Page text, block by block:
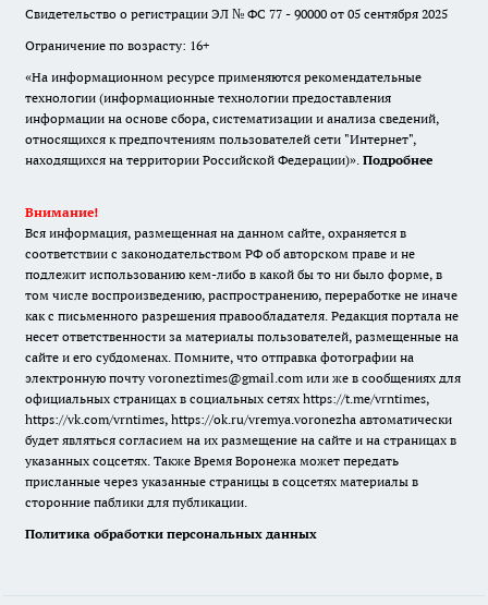
Свидетельство о регистрации ЭЛ № ФС 77 - 90000 от 05 сентября 2025
Ограничение по возрасту: 16+
«На информационном ресурсе применяются рекомендательные
технологии (информационные технологии предоставления
информации на основе сбора, систематизации и анализа сведений,
относящихся к предпочтениям пользователей сети "Интернет",
находящихся на территории Российской Федерации)». Подробнее
Внимание!
Вся информация, размещенная на данном сайте, охраняется в
соответствии с законодательством РФ об авторском праве и не
подлежит использованию кем-либо в какой бы то ни было форме, в
том числе воспроизведению, распространению, переработке не иначе
как с письменного разрешения правообладателя. Редакция портала не
несет ответственности за материалы пользователей, размещенные на
сайте и его субдоменах. Помните, что отправка фотографии на
электронную почту voroneztimes@gmail.com или же в сообщениях для
официальных страницах в социальных сетях https://t.me/vrntimes,
https://vk.com/vrntimes, https://ok.ru/vremya.voronezha автоматически
будет являться согласием на их размещение на сайте и на страницах в
указанных соцсетях. Также Время Воронежа может передать
присланные через указанные страницы в соцсетях материалы в
сторонние паблики для публикации.
Политика обработки персональных данных